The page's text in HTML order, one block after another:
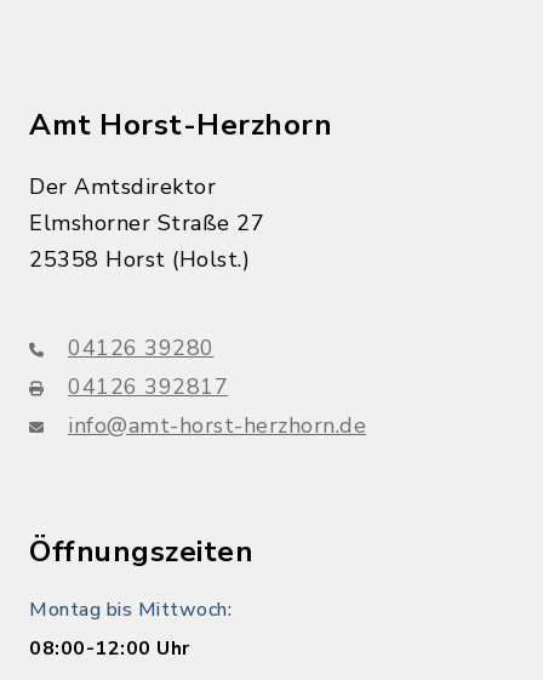
Amt Horst-Herzhorn
Der Amtsdirektor
Elmshorner Straße 27
25358 Horst (Holst.)
04126 39280
04126 392817
info@amt-horst-herzhorn.de
Öffnungszeiten
Montag bis Mittwoch:
08:00-12:00 Uhr